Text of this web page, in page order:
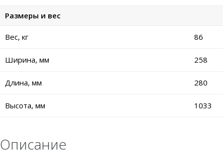
Размеры и вес
Вес, кг 86
Ширина, мм 258
Длина, мм 280
Высота, мм 1033
Описание